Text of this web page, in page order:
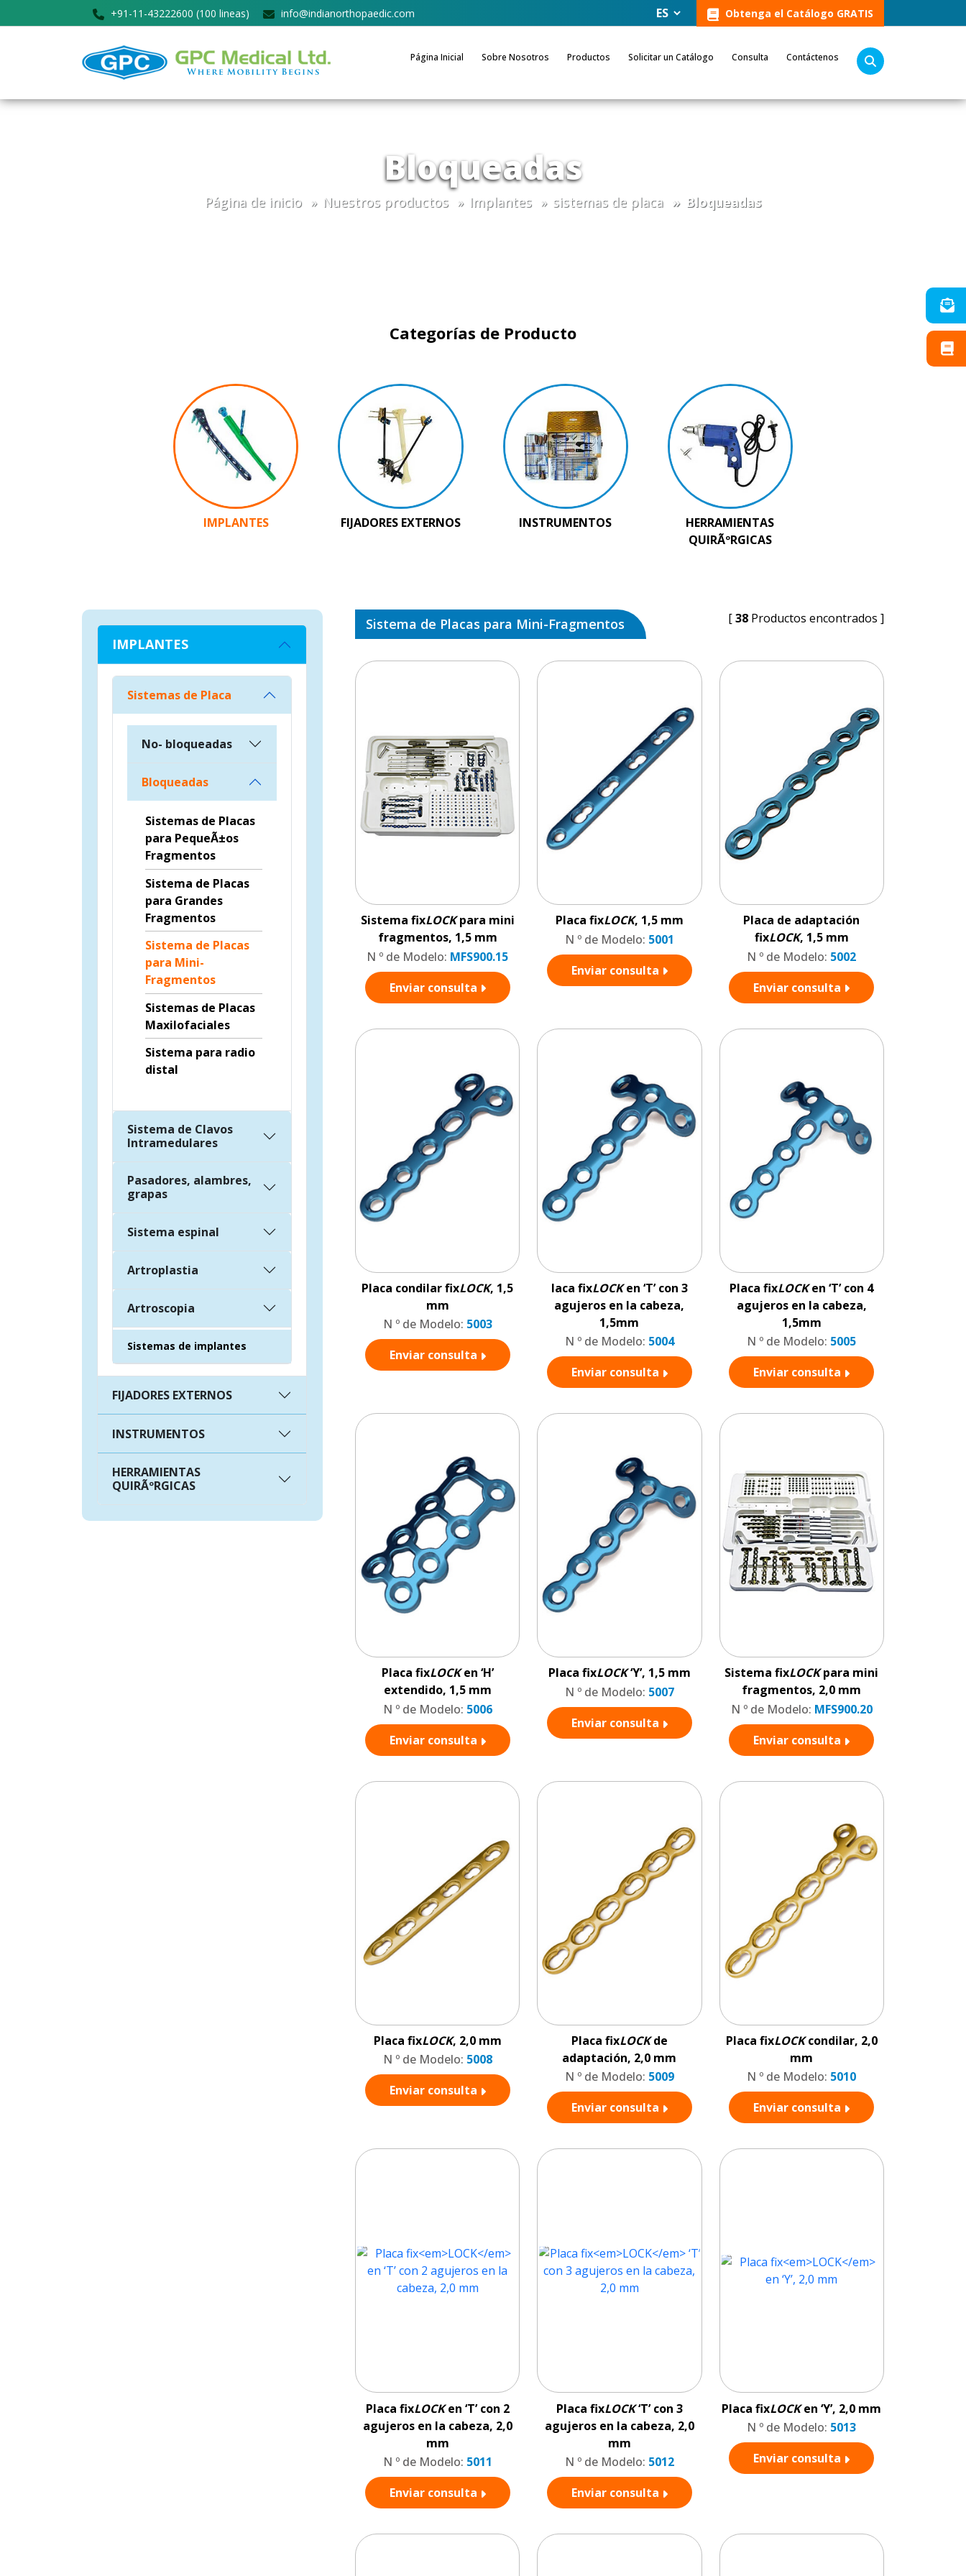
+91-11-43222600 (100 lineas) info@indianorthopaedic.com Obtenga el Catálogo GRATIS
Página Inicial Sobre Nosotros Productos Solicitar un Catálogo Consulta Contáctenos
Bloqueadas
Página de inicio Nuestros productos Implantes sistemas de placa Bloqueadas
Categorías de Producto
IMPLANTES FIJADORES EXTERNOS INSTRUMENTOS
HERRAMIENTAS
QUIRÃºRGICAS
IMPLANTES
Sistemas de Placa
No- bloqueadas
Bloqueadas
Sistemas de Placas
para PequeÃ±os
Fragmentos
Sistema de Placas
para Grandes
Fragmentos
Sistema de Placas
para Mini-
Fragmentos
Sistemas de Placas
Maxilofaciales
Sistema para radio
distal
Sistema de Clavos
Intramedulares
Pasadores, alambres,
grapas
Sistema espinal
Artroplastia
Artroscopia
Sistemas de implantes
FIJADORES EXTERNOS
INSTRUMENTOS
HERRAMIENTAS
QUIRÃºRGICAS
Sistema de Placas para Mini-Fragmentos [38Productos encontrados ]
Sistema fixLOCKpara mini
fragmentos, 1,5 mm
N º de Modelo: MFS900.15
Enviar consulta
Placa fixLOCK, 1,5 mm
N º de Modelo: 5001
Enviar consulta
Placa de adaptación
fixLOCK, 1,5 mm
N º de Modelo: 5002
Enviar consulta
Placa condilar fixLOCK, 1,5
mm
N º de Modelo: 5003
Enviar consulta
laca fixLOCKen ‘T’ con 3
agujeros en la cabeza,
1,5mm
N º de Modelo: 5004
Enviar consulta
Placa fixLOCKen ‘T’ con 4
agujeros en la cabeza,
1,5mm
N º de Modelo: 5005
Enviar consulta
Placa fixLOCKen ‘H’
extendido, 1,5 mm
N º de Modelo: 5006
Enviar consulta
Placa fixLOCK‘Y’, 1,5 mm
N º de Modelo: 5007
Enviar consulta
Sistema fixLOCKpara mini
fragmentos, 2,0 mm
N º de Modelo: MFS900.20
Enviar consulta
Placa fixLOCK, 2,0 mm
N º de Modelo: 5008
Enviar consulta
Placa fixLOCKde
adaptación, 2,0 mm
N º de Modelo: 5009
Enviar consulta
Placa fixLOCKcondilar, 2,0
mm
N º de Modelo: 5010
Enviar consulta
Placa fixLOCKen ‘T’ con 2
agujeros en la cabeza, 2,0
mm
N º de Modelo: 5011
Enviar consulta
Placa fixLOCK‘T’ con 3
agujeros en la cabeza, 2,0
mm
N º de Modelo: 5012
Enviar consulta
Placa fixLOCKen ‘Y’, 2,0 mm
N º de Modelo: 5013
Enviar consulta